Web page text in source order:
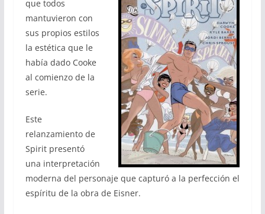
que todos
mantuvieron con
sus propios estilos
la estética que le
había dado Cooke
al comienzo de la
serie.
Este
relanzamiento de
Spirit presentó
una interpretación
moderna del personaje que capturó a la perfección el
espíritu de la obra de Eisner.